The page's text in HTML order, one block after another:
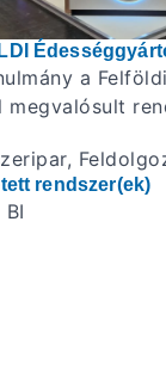
a
megvalósult
rendszer(ek)